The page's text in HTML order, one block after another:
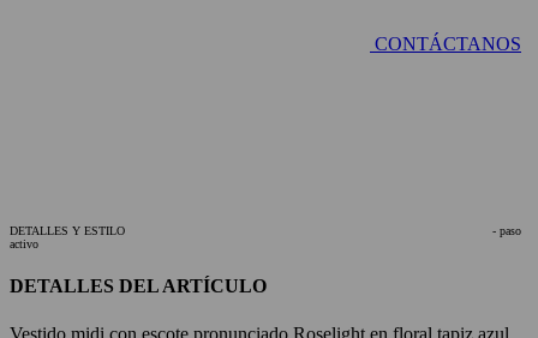
CONTÁCTANOS
DETALLES Y ESTILO
- paso
activo
DETALLES DEL ARTÍCULO
Vestido midi con escote pronunciado Roselight en floral tapiz azul